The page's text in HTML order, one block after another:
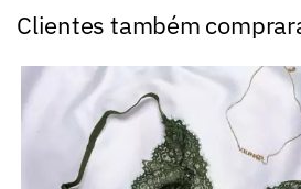
Clientes também